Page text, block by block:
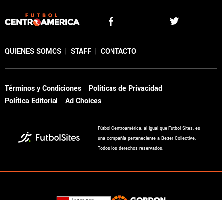
QUIENES SOMOS | STAFF | CONTACTO
Términos y Condiciones
Políticas de Privacidad
Política Editorial
Ad Choices
Fútbol Centroamérica, al igual que Futbol Sites, es
una compañía perteneciente a Better Collective.
Todos los derechos reservados.